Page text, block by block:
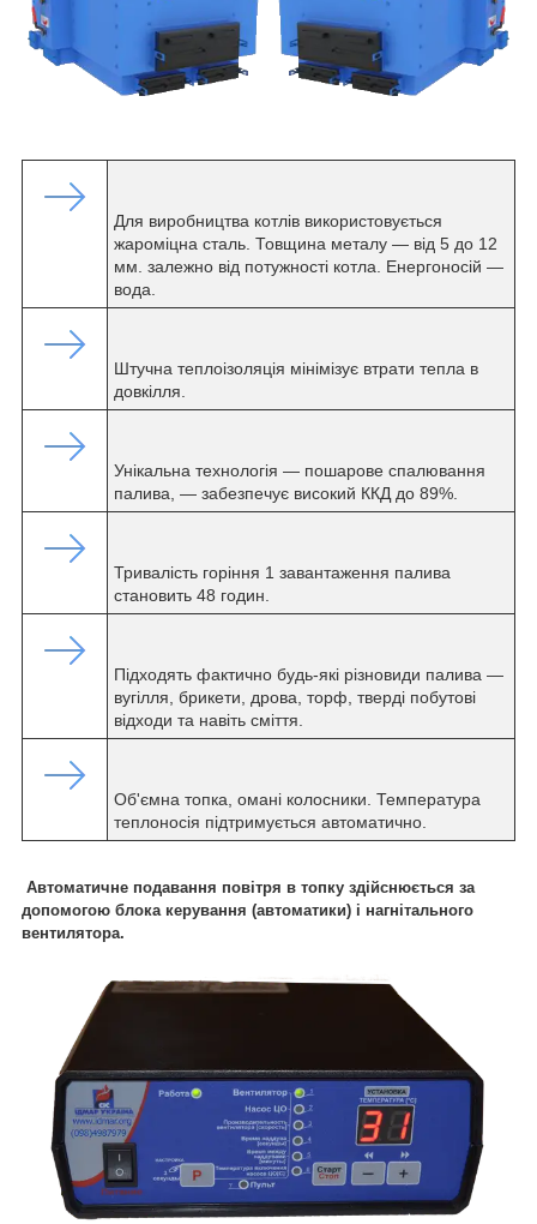
Для виробництва котлів використовується
жароміцна сталь. Товщина металу — від 5 до 12
мм. залежно від потужності котла. Енергоносій —
вода.
Штучна теплоізоляція мінімізує втрати тепла в
довкілля.
Унікальна технологія — пошарове спалювання
палива, — забезпечує високий ККД до 89%.
Тривалість горіння 1 завантаження палива
становить 48 годин.
Підходять фактично будь-які різновиди палива —
вугілля, брикети, дрова, торф, тверді побутові
відходи та навіть сміття.
Об'ємна топка, омані колосники. Температура
теплоносія підтримується автоматично.
Автоматичне подавання повітря в топку здійснюється за
допомогою блока керування (автоматики) і нагнітального
вентилятора.